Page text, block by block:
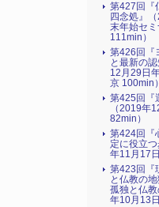
第427回『
四念処』
末年始セ
111min）
第426回『
と最新の
12月29日
京 100min）
第425回『
（2019年
82min）
第424回『
定に役立
年11月17
第423回『
と仏教の
孤独と仏
年10月13